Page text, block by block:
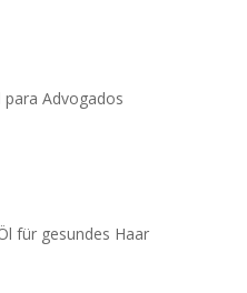
Advogados
für gesundes Haar